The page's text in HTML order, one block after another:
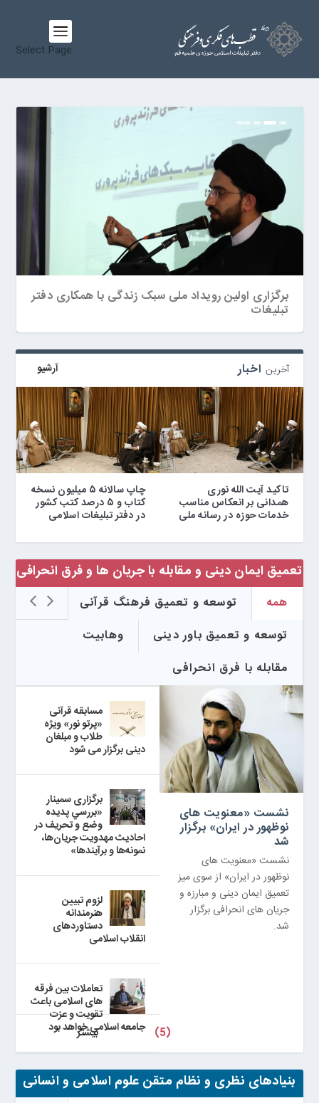
Select Page
همکاری دفتر تبلیغات اسلامی با شورای عالی انقلاب
فرهنگی در تدوین «سند ملی سبک زندگی»
برگزاری اولین رویداد ملی سبک زندگی با همکاری دفتر
تبلیغات
هشتمین دوره طرح گفتمان علوم انسانی برگزار شد
نشست ششم از سلسله نشست های نسبت علم با
نشست همفکری میز سبک زندگی اسلامی با
آخرین اخبار
چاپ سالانه ۵ میلیون نسخه
کتاب و ۵ درصد کتب کشور
در دفتر تبلیغات اسلامی
تاکید آیت الله نوری
همدانی بر انعکاس مناسب
خدمات حوزه در رسانه ملی
آرشیو
تعمیق ایمان دینی و مقابله با جریان ها و فرق انحرافی
همه
توسعه و تعمیق فرهنگ قرآنی
توسعه و تعمیق باور دینی
وهابیت
مقابله با فرق انحرافی
(5)
نشست «معنویت های
نوظهور در ایران» برگزار
شد
نشست «معنویت های
نوظهور در ایران» از سوی میز
تعمیق ایمان دینی و مبارزه و
جریان های انحرافی برگزار
شد.
مسابقه قرآنی
«پرتو نور» ویژه
طلاب و مبلغان
دینی برگزار می شود
برگزاری سمینار
«بررسي پديده
وضع و تحريف در
احاديث مهدويت جريان‌ها،
نمونه‌ها و برآيندها»
لزوم تبیین
هنرمندانه
دستاوردهای
انقلاب اسلامی
تعاملات بین فرقه
های اسلامی باعث
تقویت و عزت
جامعه اسلامی خواهد بود
بيشتر
بنیادهای نظری و نظام متقن علوم اسلامی و انسانی